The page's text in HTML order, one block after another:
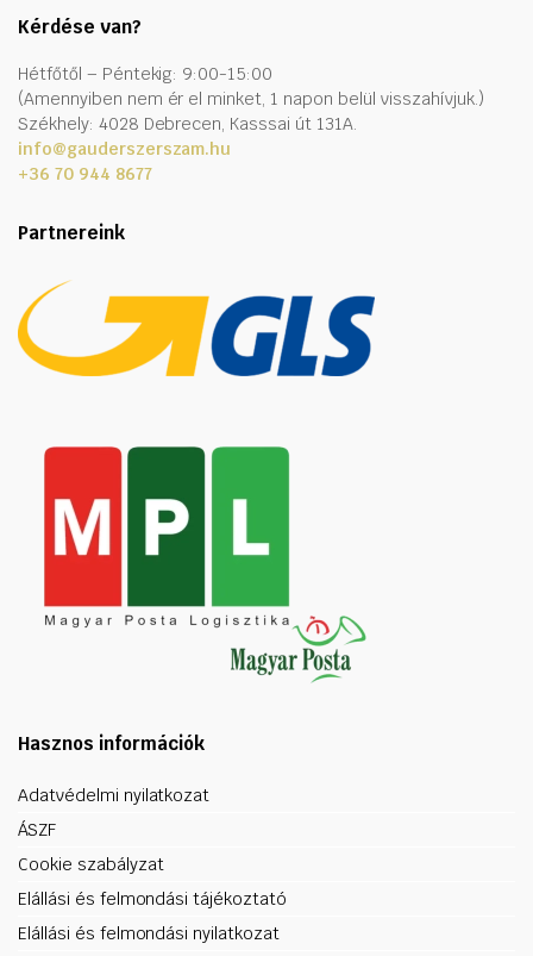
Kérdése van?
Hétfőtől – Péntekig: 9:00-15:00
(Amennyiben nem ér el minket, 1 napon belül visszahívjuk.)
Székhely: 4028 Debrecen, Kasssai út 131A.
info@gauderszerszam.hu
+36 70 944 8677
Partnereink
Hasznos információk
Adatvédelmi nyilatkozat
ÁSZF
Cookie szabályzat
Elállási és felmondási tájékoztató
Elállási és felmondási nyilatkozat